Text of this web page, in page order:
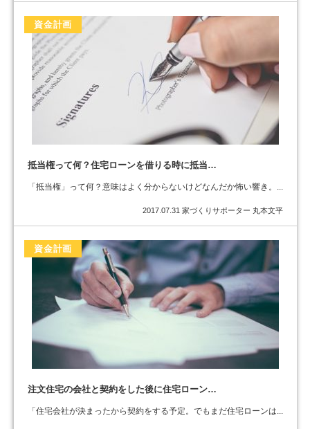
資金計画
抵当権って何？住宅ローンを借りる時に抵当…
「抵当権」って何？意味はよく分からないけどなんだか怖い響き。...
2017.07.31 家づくりサポーター 丸本文平
資金計画
注文住宅の会社と契約をした後に住宅ローン…
「住宅会社が決まったから契約をする予定。でもまだ住宅ローンは...